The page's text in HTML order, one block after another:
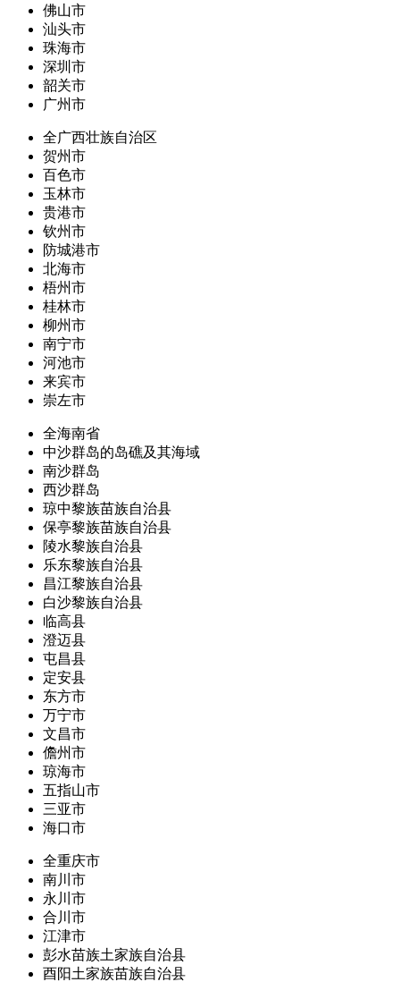
佛山市
汕头市
珠海市
深圳市
韶关市
广州市
全广西壮族自治区
贺州市
百色市
玉林市
贵港市
钦州市
防城港市
北海市
梧州市
桂林市
柳州市
南宁市
河池市
来宾市
崇左市
全海南省
中沙群岛的岛礁及其海域
南沙群岛
西沙群岛
琼中黎族苗族自治县
保亭黎族苗族自治县
陵水黎族自治县
乐东黎族自治县
昌江黎族自治县
白沙黎族自治县
临高县
澄迈县
屯昌县
定安县
东方市
万宁市
文昌市
儋州市
琼海市
五指山市
三亚市
海口市
全重庆市
南川市
永川市
合川市
江津市
彭水苗族土家族自治县
酉阳土家族苗族自治县